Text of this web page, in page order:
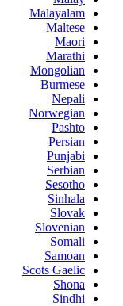
Malayalam
Maltese
Maori
Marathi
Mongolian
Burmese
Nepali
Norwegian
Pashto
Persian
Punjabi
Serbian
Sesotho
Sinhala
Slovak
Slovenian
Somali
Samoan
Scots Gaelic
Shona
Sindhi